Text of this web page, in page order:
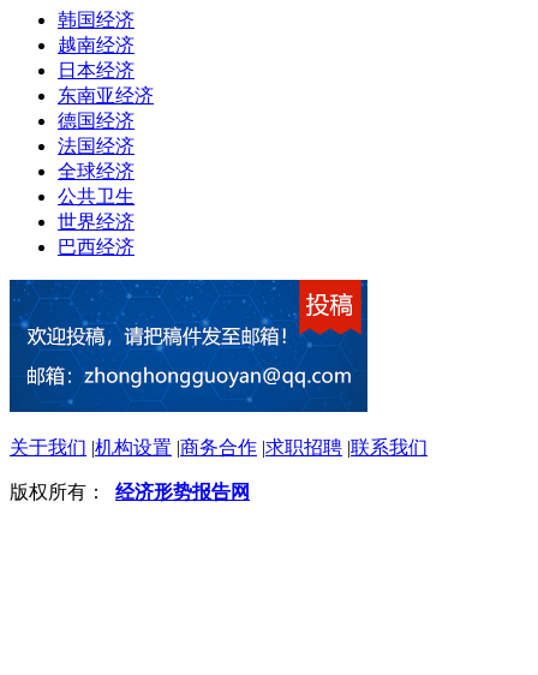
韩国经济
越南经济
日本经济
东南亚经济
德国经济
法国经济
全球经济
公共卫生
世界经济
巴西经济
关于我们 |机构设置 |商务合作 |求职招聘 |联系我们
版权所有： 经济形势报告网